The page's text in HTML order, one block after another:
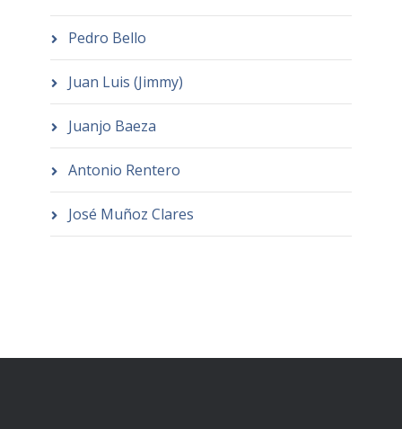
Pedro Bello
Juan Luis (Jimmy)
Juanjo Baeza
Antonio Rentero
José Muñoz Clares